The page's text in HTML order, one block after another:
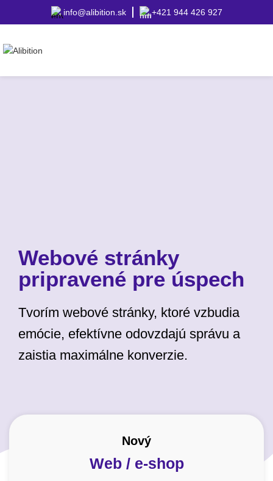
info@alibition.sk +421 944 426 927
Webové stránky
pripravené pre úspech
Tvorím webové stránky, ktoré vzbudia
emócie, efektívne odovzdajú správu a
zaistia maximálne konverzie.
Nový
Web / e-shop